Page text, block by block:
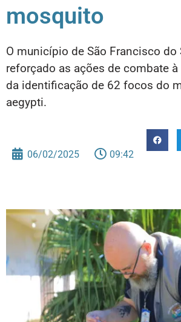
mosquito
O município de São Francisco do
reforçado as ações de combate
da identificação de 62 focos do
aegypti.
06/02/2025 09:42